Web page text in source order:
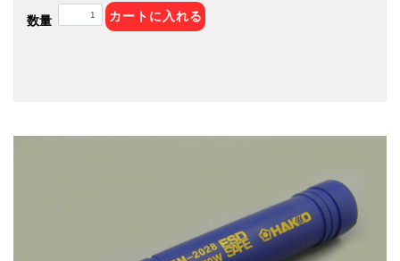
数量 カートに入れる